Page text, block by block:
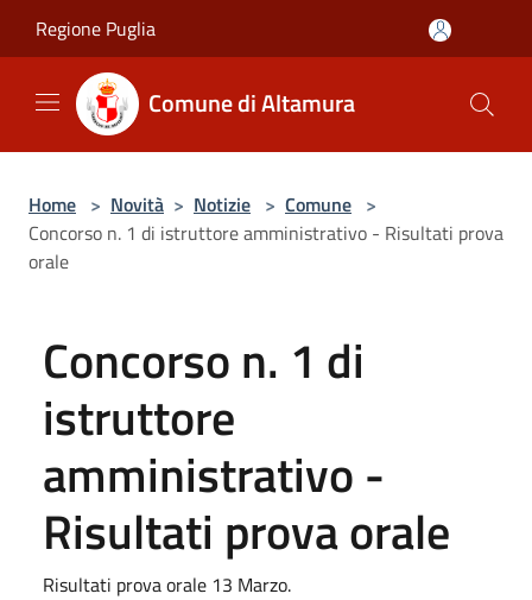
Regione Puglia
Comune di Altamura
Home > Novità > Notizie > Comune >
Concorso n. 1 di istruttore amministrativo - Risultati prova
orale
Concorso n. 1 di
istruttore
amministrativo -
Risultati prova orale
Risultati prova orale 13 Marzo.